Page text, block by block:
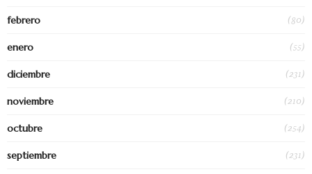
febrero (80)
enero (55)
diciembre (231)
noviembre (210)
octubre (254)
septiembre (231)